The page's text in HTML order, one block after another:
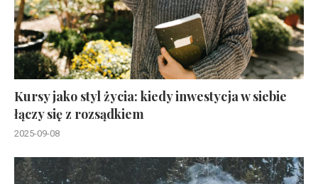
Kursy jako styl życia: kiedy inwestycja w siebie
łączy się z rozsądkiem
2025-09-08